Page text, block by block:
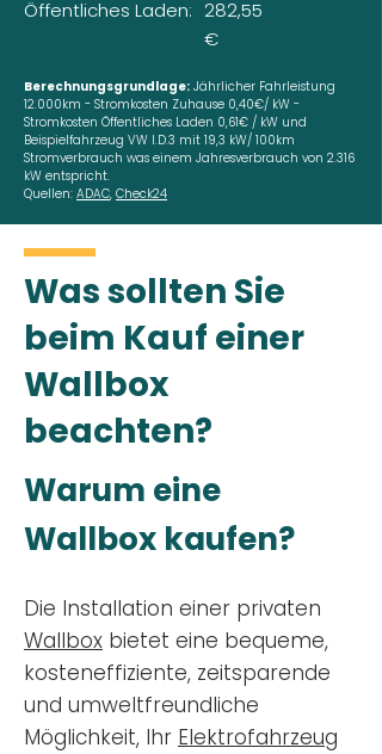
Öffentliches Laden: 282,55
€
Berechnungsgrundlage: Jährlicher Fahrleistung
12.000km - Stromkosten Zuhause 0,40€/ kW -
Stromkosten Öffentliches Laden 0,61€ / kW und
Beispielfahrzeug VW I.D.3 mit 19,3 kW/ 100km
Stromverbrauch was einem Jahresverbrauch von 2.316
kW entspricht.
Quellen: ADAC, Check24
Was sollten Sie
beim Kauf einer
Wallbox
beachten?
Warum eine
Wallbox kaufen?
Die Installation einer privaten
Wallbox bietet eine bequeme,
kosteneffiziente, zeitsparende
und umweltfreundliche
Möglichkeit, Ihr Elektrofahrzeug